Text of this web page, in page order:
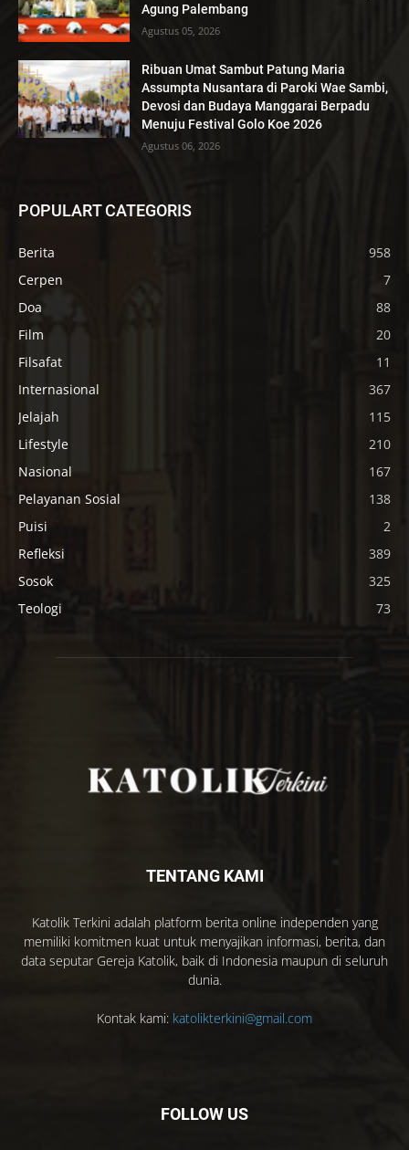
Agung Palembang
Agustus 05, 2026
Ribuan Umat Sambut Patung Maria
Assumpta Nusantara di Paroki Wae Sambi,
Devosi dan Budaya Manggarai Berpadu
Menuju Festival Golo Koe 2026
Agustus 06, 2026
POPULART CATEGORIS
Berita
958
Cerpen
7
Doa
88
Film
20
Filsafat
11
Internasional
367
Jelajah
115
Lifestyle
210
Nasional
167
Pelayanan Sosial
138
Puisi
2
Refleksi
389
Sosok
325
Teologi
73
TENTANG KAMI
Katolik Terkini adalah platform berita online independen yang
memiliki komitmen kuat untuk menyajikan informasi, berita, dan
data seputar Gereja Katolik, baik di Indonesia maupun di seluruh
dunia.
Kontak kami: katolikterkini@gmail.com
FOLLOW US